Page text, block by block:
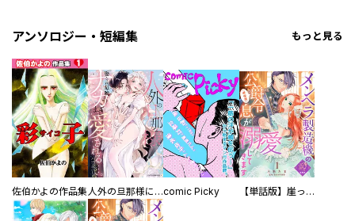
アンソロジー・短編集 もっと見る
佐伯かよの作品集 人外の旦那様に娶られ毎晩ナカまで愛される…。アンソロジーcomic Picky 【単話版】崖っぷち令嬢ですが、意地と策略で幸せになります！シリーズ